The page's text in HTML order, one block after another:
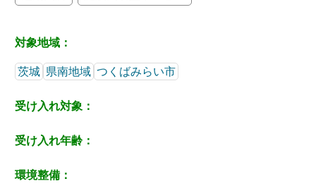
対象地域：
茨城 県南地域 つくばみらい市
受け入れ対象：
受け入れ年齢：
環境整備：